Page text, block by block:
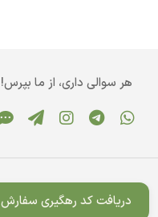
هر سوالی داری، از ما بپرس!
دریافت کد رهگیری سفارش